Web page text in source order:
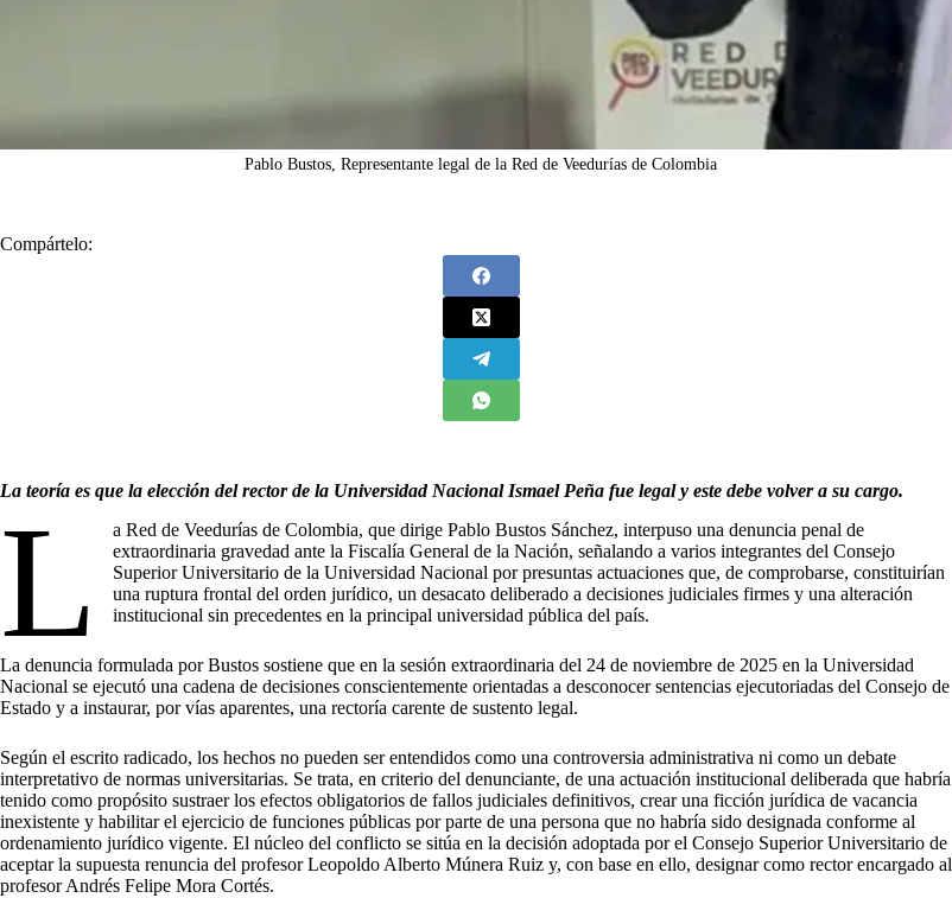
Pablo Bustos, Representante legal de la Red de Veedurías de Colombia
Compártelo:
La teoría es que la elección del rector de la Universidad Nacional Ismael Peña fue legal y este debe volver a su cargo.
L
a Red de Veedurías de Colombia, que dirige Pablo Bustos Sánchez, interpuso una denuncia penal de
extraordinaria gravedad ante la Fiscalía General de la Nación, señalando a varios integrantes del Consejo
Superior Universitario de la Universidad Nacional por presuntas actuaciones que, de comprobarse, constituirían
una ruptura frontal del orden jurídico, un desacato deliberado a decisiones judiciales firmes y una alteración
institucional sin precedentes en la principal universidad pública del país.
La denuncia formulada por Bustos sostiene que en la sesión extraordinaria del 24 de noviembre de 2025 en la Universidad
Nacional se ejecutó una cadena de decisiones conscientemente orientadas a desconocer sentencias ejecutoriadas del Consejo de
Estado y a instaurar, por vías aparentes, una rectoría carente de sustento legal.
Según el escrito radicado, los hechos no pueden ser entendidos como una controversia administrativa ni como un debate
interpretativo de normas universitarias. Se trata, en criterio del denunciante, de una actuación institucional deliberada que habría
tenido como propósito sustraer los efectos obligatorios de fallos judiciales definitivos, crear una ficción jurídica de vacancia
inexistente y habilitar el ejercicio de funciones públicas por parte de una persona que no habría sido designada conforme al
ordenamiento jurídico vigente. El núcleo del conflicto se sitúa en la decisión adoptada por el Consejo Superior Universitario de
aceptar la supuesta renuncia del profesor Leopoldo Alberto Múnera Ruiz y, con base en ello, designar como rector encargado al
profesor Andrés Felipe Mora Cortés.